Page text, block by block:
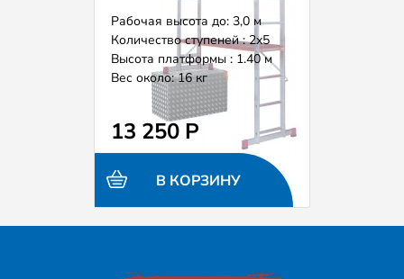
Рабочая высота до: 3,0 м
Количество ступеней : 2х5
Высота платформы : 1.40 м
Вес около: 16 кг
13 250 Р
В КОРЗИНУ